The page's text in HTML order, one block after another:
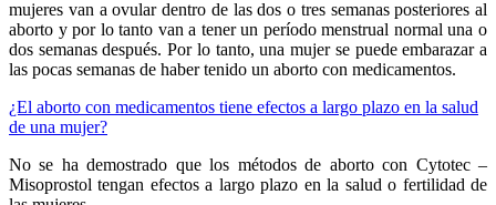
mujeres van a ovular dentro de las dos o tres semanas posteriores al
aborto y por lo tanto van a tener un período menstrual normal una o
dos semanas después. Por lo tanto, una mujer se puede embarazar a
las pocas semanas de haber tenido un aborto con medicamentos.
¿El aborto con medicamentos tiene efectos a largo plazo en la salud
de una mujer?
No se ha demostrado que los métodos de aborto con Cytotec –
Misoprostol tengan efectos a largo plazo en la salud o fertilidad de